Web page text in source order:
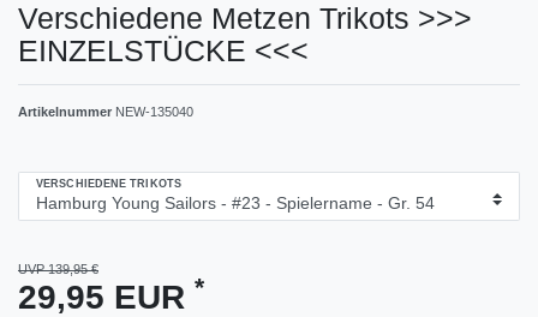
Verschiedene Metzen Trikots >>>
EINZELSTÜCKE <<<
Artikelnummer NEW-135040
VERSCHIEDENE TRIKOTS
UVP 139,95 €
29,95 EUR *